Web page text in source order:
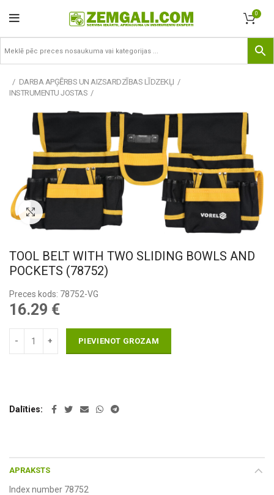
0
DARBA APĢĒRBS UN AIZSARDZĪBAS LĪDZEKĻI
INSTRUMENTU JOSTAS
Pietuvināt
TOOL BELT WITH TWO SLIDING BOWLS AND
POCKETS (78752)
Preces kods: 78752-VG
16.29 €
PIEVIENOT GROZAM
Dalīties
APRAKSTS
Index number 78752